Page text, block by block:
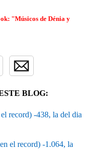
"Músicos de Dénia y
BLOG:
record) -438, la del dia
el record) -1.064, la